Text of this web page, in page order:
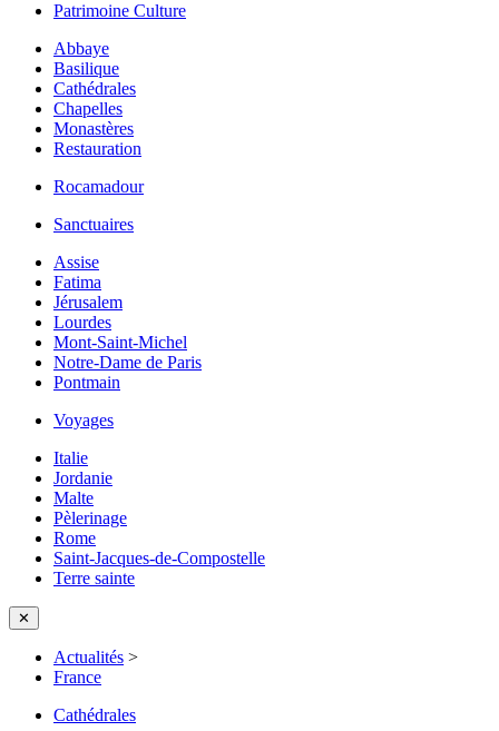
Patrimoine Culture
Abbaye
Basilique
Cathédrales
Chapelles
Monastères
Restauration
Rocamadour
Sanctuaires
Assise
Fatima
Jérusalem
Lourdes
Mont-Saint-Michel
Notre-Dame de Paris
Pontmain
Voyages
Italie
Jordanie
Malte
Pèlerinage
Rome
Saint-Jacques-de-Compostelle
Terre sainte
✕
Actualités >
France
Cathédrales